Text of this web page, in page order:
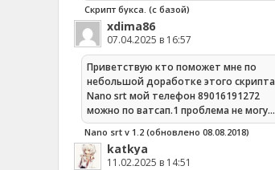
Скрипт букса. (с базой)
xdima86
07.04.2025 в 16:57
Приветствую кто поможет мне по
небольшой доработке этого скрипта
Nano srt мой телефон 89016191272
можно по ватсап.1 проблема не могу…
Nano srt v 1.2 (обновлено 08.08.2018)
katkya
11.02.2025 в 14:51